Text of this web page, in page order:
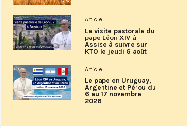
Article
La visite pastorale du
pape Léon XIV à
Assise à suivre sur
KTO le jeudi 6 août
Article
Le pape en Uruguay,
Argentine et Pérou du
6 au 17 novembre
2026